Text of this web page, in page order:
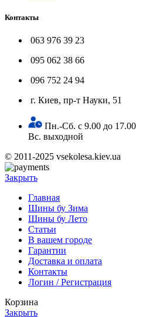
Контакты
063 976 39 23
095 062 38 66
096 752 24 94
г. Киев, пр-т Науки, 51
Пн.-Сб. с 9.00 до 17.00
Вс. выходной
© 2011-2025 vsekolesa.kiev.ua
Закрыть
Главная
Шины бу Зима
Шины бу Лето
Статьи
В вашем городе
Гарантии
Доставка и оплата
Контакты
Логин / Регистрация
Корзина
Закрыть